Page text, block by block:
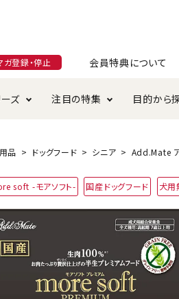
ガ登録・停止 会員特典について
つ
ド・ハウス・マット
・給水器
つけ用品
入れ・ケア用品
クル・ケージ・タワー
用品
ズ
そのまま
注目の特集
加特集
目的から
用のグレインフリー
て遊ぶ
特典について
ラインショップ利用規約
品 ドッグフード シニア Add.Mate
soft -モアソフト- 国産ドッグフード 犬用